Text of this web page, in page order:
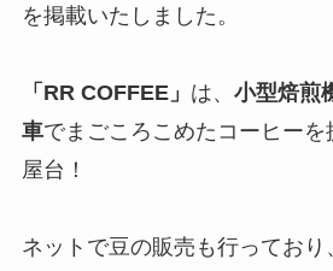
を掲載いたしました。
「RR COFFEE」 は、 小型焙煎
車でまごころこめたコーヒー
屋台！
ネットで豆の販売も行っており